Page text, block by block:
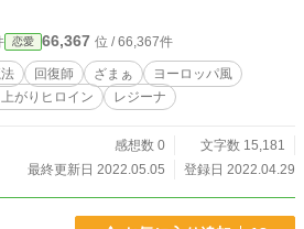
タジー要素強めの恋愛小説です。 裏番組的な感
ンの活躍が見たい人はこっちで一緒に盛り上が
なんちゃって（笑） 設定の情報量で過不足ある
んが、ご容赦ください。
恋愛 66,367 位 / 66,367件
回復師 ざまぁ
ヨーロッパ風
がりヒロイン レジーナ
感想数 0
文字数 15,181
最終更新日 2022.05.05
登録日 2022.04.29